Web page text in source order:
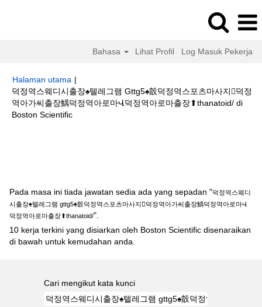
Bahasa Lihat Profil Log Masuk Pekerja
Halaman utama |
덕정역스웨디시출장♠텔레그램 Gttg5♠瞉덕정역스포츠마사지덕정
역아가씨출장鰅덕정역아로마Վ덕정역아로마출장⬆thanatoid/ di
Boston Scientific(halaman
Pada masa ini tiada jawatan sedia ada yang sepadan "덕정역스웨디
시출장♠텔레그램 gttg5♠瞉덕정역스포츠마사지덕정역아가씨출장鰅덕정역아로마Վ
덕정역아로마출장⬆thanatoid/".
10 kerja terkini yang disiarkan oleh Boston Scientific disenaraikan
di bawah untuk kemudahan anda.
Cari mengikut kata kunci